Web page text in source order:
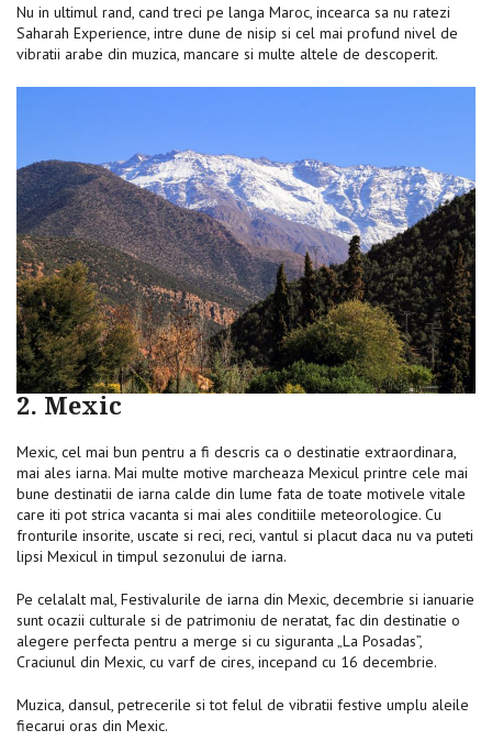
Nu in ultimul rand, cand treci pe langa Maroc, incearca sa nu ratezi
Saharah Experience, intre dune de nisip si cel mai profund nivel de
vibratii arabe din muzica, mancare si multe altele de descoperit.
2. Mexic
Mexic, cel mai bun pentru a fi descris ca o destinatie extraordinara,
mai ales iarna. Mai multe motive marcheaza Mexicul printre cele mai
bune destinatii de iarna calde din lume fata de toate motivele vitale
care iti pot strica vacanta si mai ales conditiile meteorologice. Cu
fronturile insorite, uscate si reci, reci, vantul si placut daca nu va puteti
lipsi Mexicul in timpul sezonului de iarna.
Pe celalalt mal, Festivalurile de iarna din Mexic, decembrie si ianuarie
sunt ocazii culturale si de patrimoniu de neratat, fac din destinatie o
alegere perfecta pentru a merge si cu siguranta „La Posadas”,
Craciunul din Mexic, cu varf de cires, incepand cu 16 decembrie.
Muzica, dansul, petrecerile si tot felul de vibratii festive umplu aleile
fiecarui oras din Mexic.